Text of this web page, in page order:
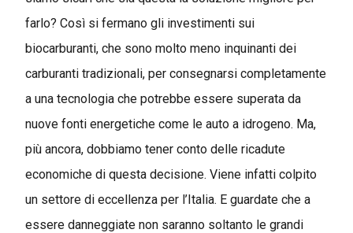
farlo? Così si fermano gli investimenti sui
biocarburanti, che sono molto meno inquinanti dei
carburanti tradizionali, per consegnarsi completamente
a una tecnologia che potrebbe essere superata da
nuove fonti energetiche come le auto a idrogeno. Ma,
più ancora, dobbiamo tener conto delle ricadute
economiche di questa decisione. Viene infatti colpito
un settore di eccellenza per l’Italia. E guardate che a
essere danneggiate non saranno soltanto le grandi